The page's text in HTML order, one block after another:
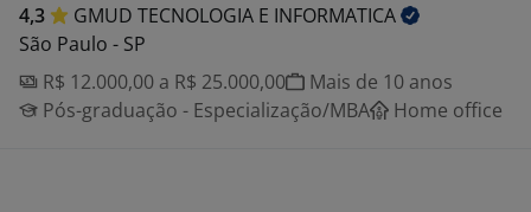
4,3 GMUD TECNOLOGIA E INFORMATICA
São Paulo - SP
R$ 12.000,00 a R$ 25.000,00
Mais de 10 anos
Pós-graduação - Especialização/MBA
Home office